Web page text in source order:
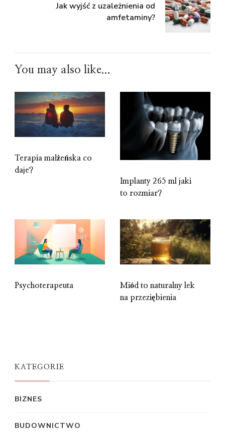
Jak wyjść z uzależnienia od
amfetaminy?
You may also like...
Terapia małżeńska co
daje?
Implanty 265 ml jaki
to rozmiar?
Psychoterapeuta
Miód to naturalny lek
na przeziębienia
KATEGORIE
BIZNES
BUDOWNICTWO